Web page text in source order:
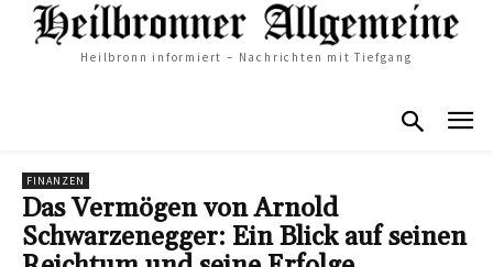
Heilbronn informiert – Nachrichten mit Tiefgang
FINANZEN
Das Vermögen von Arnold
Schwarzenegger: Ein Blick auf seinen